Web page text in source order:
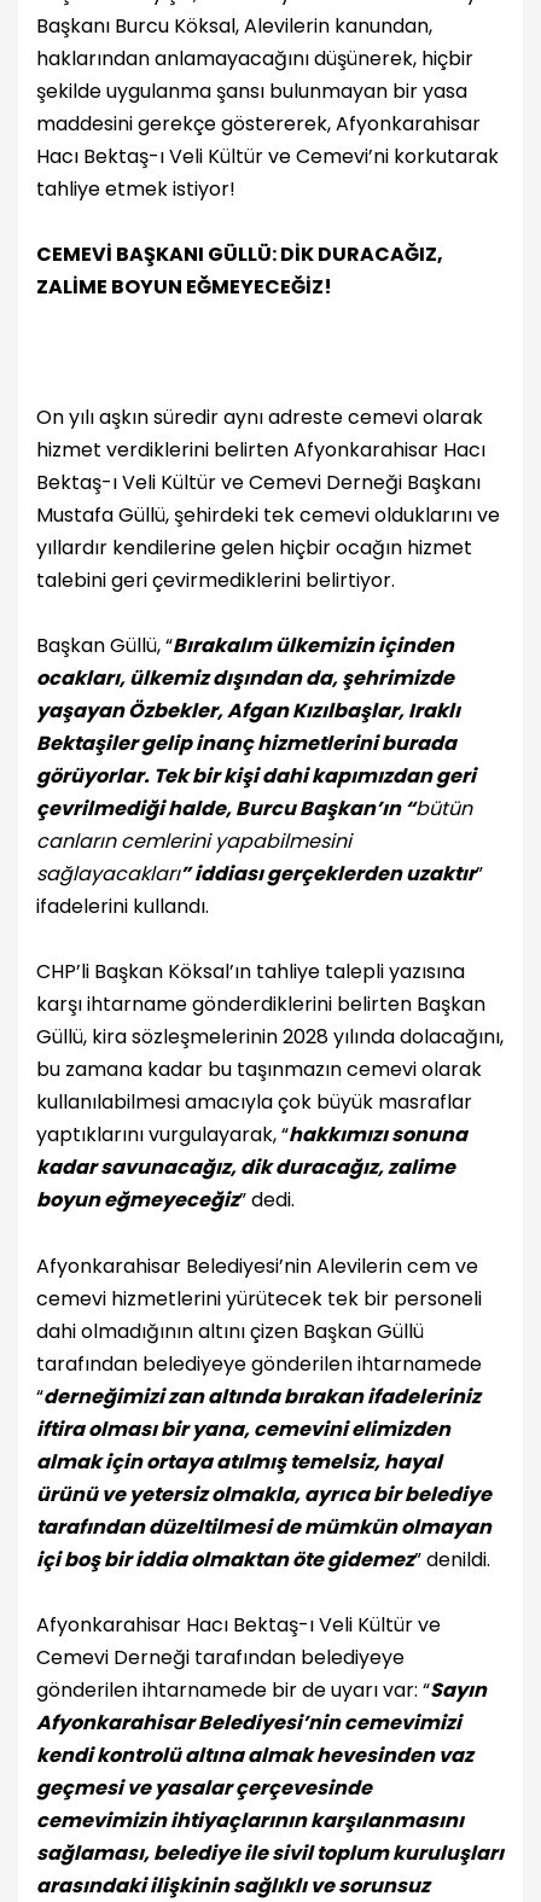
Başkanı Burcu Köksal, Alevilerin kanundan,
haklarından anlamayacağını düşünerek, hiçbir
şekilde uygulanma şansı bulunmayan bir yasa
maddesini gerekçe göstererek, Afyonkarahisar
Hacı Bektaş-ı Veli Kültür ve Cemevi’ni korkutarak
tahliye etmek istiyor!
CEMEVİ BAŞKANI GÜLLÜ: DİK DURACAĞIZ,
ZALİME BOYUN EĞMEYECEĞİZ!
On yılı aşkın süredir aynı adreste cemevi olarak
hizmet verdiklerini belirten Afyonkarahisar Hacı
Bektaş-ı Veli Kültür ve Cemevi Derneği Başkanı
Mustafa Güllü, şehirdeki tek cemevi olduklarını ve
yıllardır kendilerine gelen hiçbir ocağın hizmet
talebini geri çevirmediklerini belirtiyor.
Başkan Güllü, “Bırakalım ülkemizin içinden
ocakları, ülkemiz dışından da, şehrimizde
yaşayan Özbekler, Afgan Kızılbaşlar, Iraklı
Bektaşiler gelip inanç hizmetlerini burada
görüyorlar. Tek bir kişi dahi kapımızdan geri
çevrilmediği halde, Burcu Başkan’ın “bütün
canların cemlerini yapabilmesini
sağlayacakları” iddiası gerçeklerden uzaktır”
ifadelerini kullandı.
CHP’li Başkan Köksal’ın tahliye talepli yazısına
karşı ihtarname gönderdiklerini belirten Başkan
Güllü, kira sözleşmelerinin 2028 yılında dolacağını,
bu zamana kadar bu taşınmazın cemevi olarak
kullanılabilmesi amacıyla çok büyük masraflar
yaptıklarını vurgulayarak, “hakkımızı sonuna
kadar savunacağız, dik duracağız, zalime
boyun eğmeyeceğiz” dedi.
Afyonkarahisar Belediyesi’nin Alevilerin cem ve
cemevi hizmetlerini yürütecek tek bir personeli
dahi olmadığının altını çizen Başkan Güllü
tarafından belediyeye gönderilen ihtarnamede
“derneğimizi zan altında bırakan ifadeleriniz
iftira olması bir yana, cemevini elimizden
almak için ortaya atılmış temelsiz, hayal
ürünü ve yetersiz olmakla, ayrıca bir belediye
tarafından düzeltilmesi de mümkün olmayan
içi boş bir iddia olmaktan öte gidemez” denildi.
Afyonkarahisar Hacı Bektaş-ı Veli Kültür ve
Cemevi Derneği tarafından belediyeye
gönderilen ihtarnamede bir de uyarı var: “Sayın
Afyonkarahisar Belediyesi’nin cemevimizi
kendi kontrolü altına almak hevesinden vaz
geçmesi ve yasalar çerçevesinde
cemevimizin ihtiyaçlarının karşılanmasını
sağlaması, belediye ile sivil toplum kuruluşları
arasındaki ilişkinin sağlıklı ve sorunsuz